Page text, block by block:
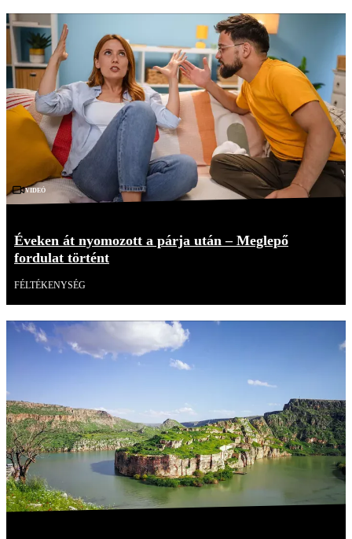
Videó
Éveken át nyomozott a párja után – Meglepő
fordulat történt
FÉLTÉKENYSÉG